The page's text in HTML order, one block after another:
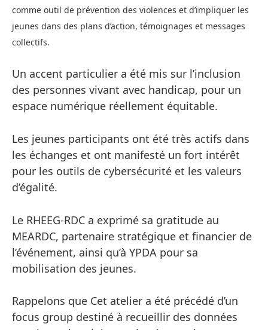
comme outil de prévention des violences et d’impliquer les
jeunes dans des plans d’action, témoignages et messages
collectifs.
Un accent particulier a été mis sur l’inclusion
des personnes vivant avec handicap, pour un
espace numérique réellement équitable.
Les jeunes participants ont été très actifs dans
les échanges et ont manifesté un fort intérêt
pour les outils de cybersécurité et les valeurs
d’égalité.
Le RHEEG-RDC a exprimé sa gratitude au
MEARDC, partenaire stratégique et financier de
l’événement, ainsi qu’à YPDA pour sa
mobilisation des jeunes.
Rappelons que Cet atelier a été précédé d’un
focus group destiné à recueillir des données